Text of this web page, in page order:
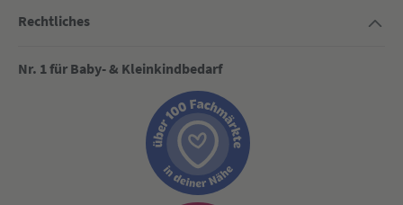
Rechtliches
Nr. 1 für Baby- & Kleinkindbedarf